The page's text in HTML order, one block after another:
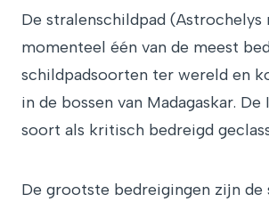
De stralenschildpad (Astrochelys
momenteel één van de meest
schildpadsoorten ter wereld en
in de bossen van Madagaskar.
soort als kritisch bedreigd
De grootste bedreigingen zijn